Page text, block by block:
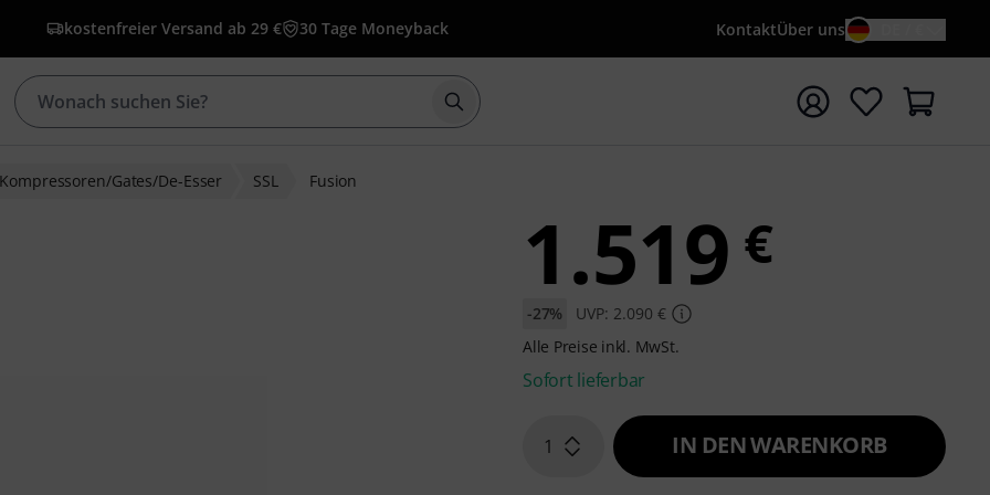
kostenfreier Versand ab 29 € 30 Tage Moneyback KontaktÜber uns
Suche mit Suchwort {searchTerm} starten
Kompressoren/Gates/De-Esser SSL Fusion
1.519 €
-27%
UVP: 2.090 €
Alle Preise inkl. MwSt.
Sofort lieferbar
1 IN DEN WARENKORB